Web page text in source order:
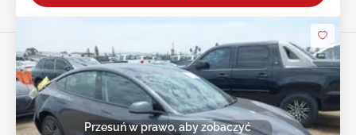
Przesuń w prawo, aby zobaczyć